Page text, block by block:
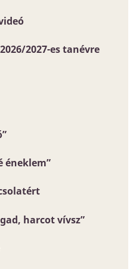
2027-es tanévre
éneklem”
harcot vívsz”